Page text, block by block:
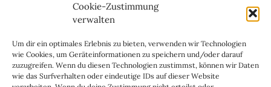
Cookie-Zustimmung
verwalten
Um dir ein optimales Erlebnis zu bieten, verwenden wir Technologien
wie Cookies, um Geräteinformationen zu speichern und/oder darauf
zuzugreifen. Wenn du diesen Technologien zustimmst, können wir Daten
wie das Surfverhalten oder eindeutige IDs auf dieser Website